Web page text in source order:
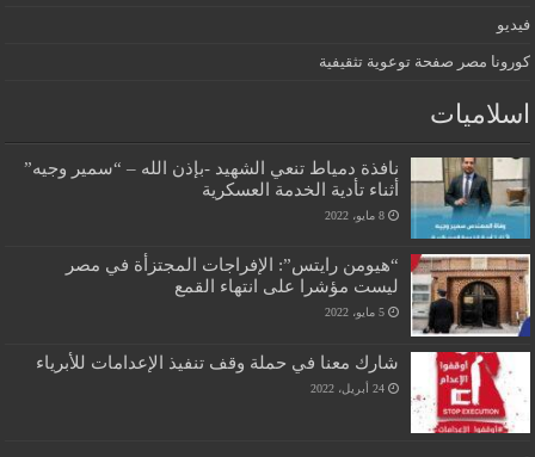
فيديو
كورونا مصر صفحة توعوية تثقيفية
اسلاميات
نافذة دمياط تنعي الشهيد -بإذن الله – “سمير وجيه”
أثناء تأدية الخدمة العسكرية
8 مايو، 2022
“هيومن رايتس”: الإفراجات المجتزأة في مصر
ليست مؤشرا على انتهاء القمع
5 مايو، 2022
شارك معنا في حملة وقف تنفيذ الإعدامات للأبرياء
24 أبريل، 2022